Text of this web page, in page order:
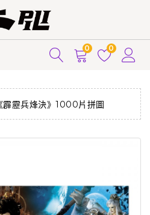
0 0
靂兵烽決》1000片拼圖